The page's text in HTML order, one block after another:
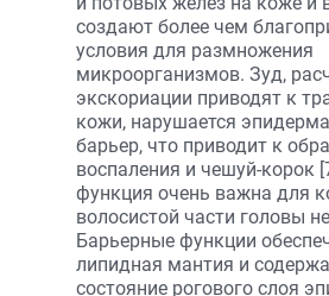
создают более чем
условия для размножения
микроорганизмов. Зуд,
экскориации приводят к
кожи, нарушается
барьер, что приводит к
воспаления и чешуй-корок
функция очень важна для
волосистой части головы
Барьерные функции
липидная мантия и
состояние рогового слоя